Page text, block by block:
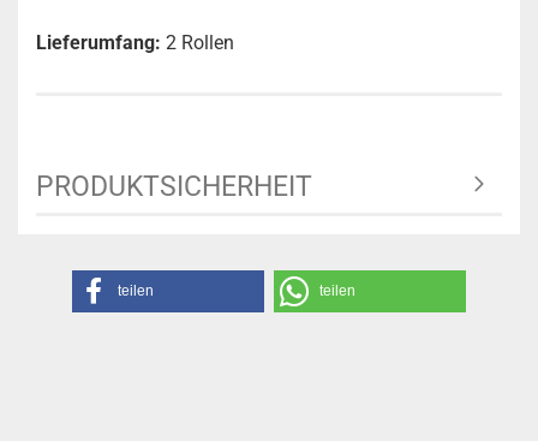
Lieferumfang: 2 Rollen
PRODUKTSICHERHEIT
teilen teilen